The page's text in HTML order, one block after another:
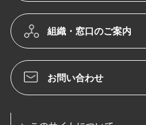
組織・窓口のご案内
お問い合わせ